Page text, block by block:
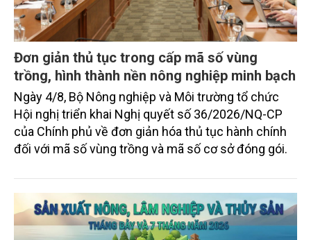
Đơn giản thủ tục trong cấp mã số vùng
trồng, hình thành nền nông nghiệp minh bạch
Ngày 4/8, Bộ Nông nghiệp và Môi trường tổ chức
Hội nghị triển khai Nghị quyết số 36/2026/NQ-CP
của Chính phủ về đơn giản hóa thủ tục hành chính
đối với mã số vùng trồng và mã số cơ sở đóng gói.